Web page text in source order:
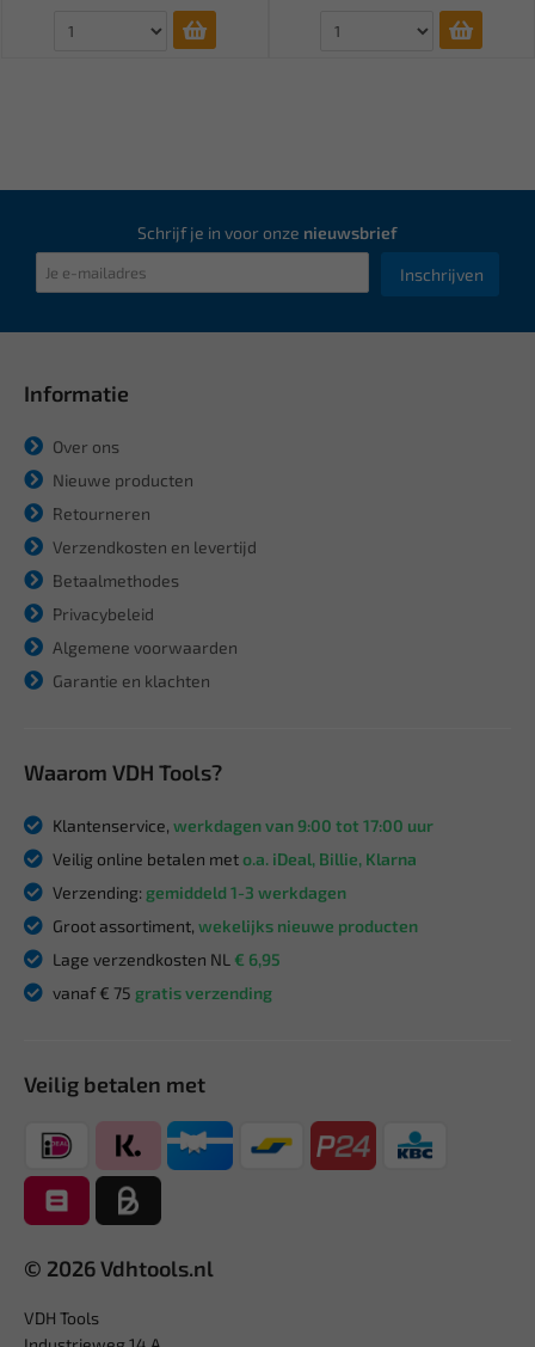
Schrijf je in voor onze nieuwsbrief
Inschrijven
Informatie
Over ons
Nieuwe producten
Retourneren
Verzendkosten en levertijd
Betaalmethodes
Privacybeleid
Algemene voorwaarden
Garantie en klachten
Waarom VDH Tools?
Klantenservice, werkdagen van 9:00 tot 17:00 uur
Veilig online betalen meto.a. iDeal, Billie, Klarna
Verzending: gemiddeld 1-3 werkdagen
Groot assortiment, wekelijks nieuwe producten
Lage verzendkosten NL € 6,95
vanaf € 75 gratis verzending
Veilig betalen met
© 2026 Vdhtools.nl
VDH Tools